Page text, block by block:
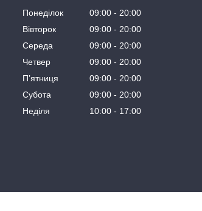
Понеділок 09:00
20:00
Вівторок
09:00
20:00
Середа
09:00
20:00
Четвер
09:00
20:00
Пʼятниця
09:00
20:00
Субота
09:00
20:00
Неділя
10:00 17:00